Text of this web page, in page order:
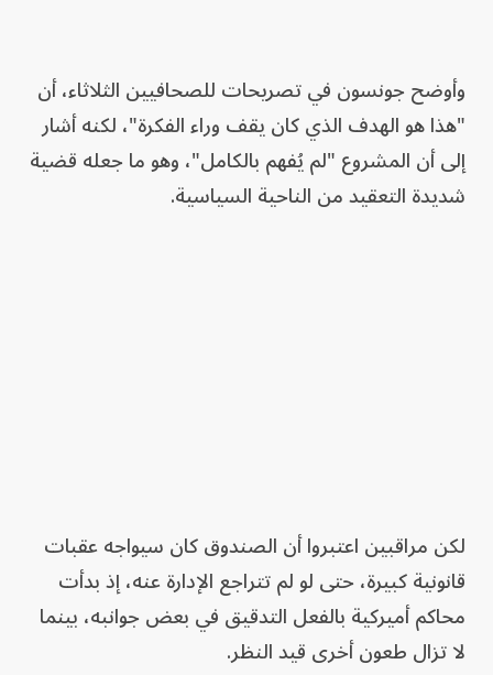
وأوضح جونسون في تصريحات للصحافيين الثلاثاء، أن
"هذا هو الهدف الذي كان يقف وراء الفكرة"، لكنه أشار
إلى أن المشروع "لم يُفهم بالكامل"، وهو ما جعله قضية
شديدة التعقيد من الناحية السياسية.
لكن مراقبين اعتبروا أن الصندوق كان سيواجه عقبات
قانونية كبيرة، حتى لو لم تتراجع الإدارة عنه، إذ بدأت
محاكم أميركية بالفعل التدقيق في بعض جوانبه، بينما
لا تزال طعون أخرى قيد النظر.